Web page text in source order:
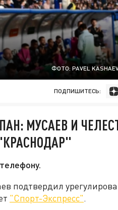
ФОТО: PAVEL
ПОДПИШИТЕСЬ:
МУСАЕВ И
подтвердил
"Спорт-Экспресс".